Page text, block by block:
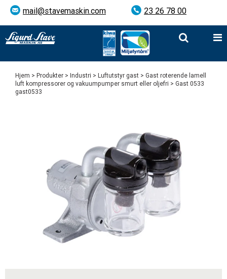
mail@stavemaskin.com 23 26 78 00
Hjem > Produkter > Industri > Luftutstyr gast > Gast roterende lamell
luft kompressorer og vakuumpumper smurt eller oljefri > Gast 0533
gast0533